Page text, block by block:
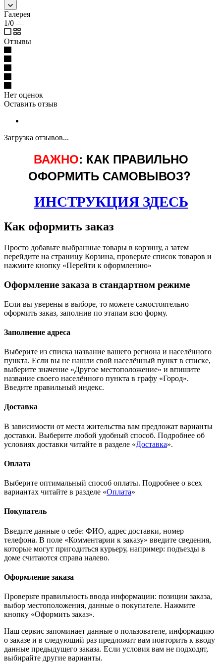
Галерея
1/0 —
Отзывы
Нет оценок
Оставить отзыв
Загрузка отзывов...
ВАЖНО: КАК ПРАВИЛЬНО
ОФОРМИТЬ САМОВЫВОЗ?
ИНСТРУКЦИЯ ЗДЕСЬ
Как оформить заказ
Просто добавьте выбранные товары в корзину, а затем
перейдите на страницу Корзина, проверьте список товаров и
нажмите кнопку «Перейти к оформлению»
Оформление заказа в стандартном режиме
Если вы уверены в выборе, то можете самостоятельно
оформить заказ, заполнив по этапам всю форму.
Заполнение адреса
Выберите из списка название вашего региона и населённого
пункта. Если вы не нашли свой населённый пункт в списке,
выберите значение «Другое местоположение» и впишите
название своего населённого пункта в графу «Город».
Введите правильный индекс.
Доставка
В зависимости от места жительства вам предложат варианты
доставки. Выберите любой удобный способ. Подробнее об
условиях доставки читайте в разделе «Доставка».
Оплата
Выберите оптимальный способ оплаты. Подробнее о всех
вариантах читайте в разделе «Оплата»
Покупатель
Введите данные о себе: ФИО, адрес доставки, номер
телефона. В поле «Комментарии к заказу» введите сведения,
которые могут пригодиться курьеру, например: подъезды в
доме считаются справа налево.
Оформление заказа
Проверьте правильность ввода информации: позиции заказа,
выбор местоположения, данные о покупателе. Нажмите
кнопку «Оформить заказ».
Наш сервис запоминает данные о пользователе, информацию
о заказе и в следующий раз предложит вам повторить к вводу
данные предыдущего заказа. Если условия вам не подходят,
выбирайте другие варианты.